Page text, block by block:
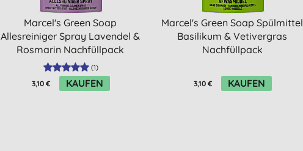
Marcel's Green Soap
Allesreiniger Spray Lavendel &
Rosmarin Nachfüllpack
(1)
3,10 € KAUFEN
Marcel's Green Soap Spülmittel
Basilikum & Vetivergras
Nachfüllpack
3,10 € KAUFEN